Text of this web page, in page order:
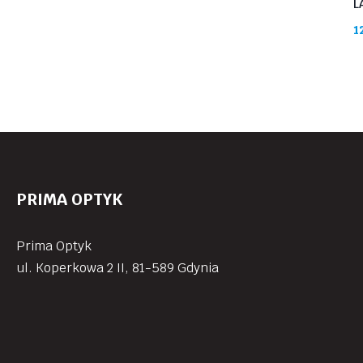
PRIMA OPTYK
Prima Optyk
ul. Koperkowa 2 II, 81-589 Gdynia